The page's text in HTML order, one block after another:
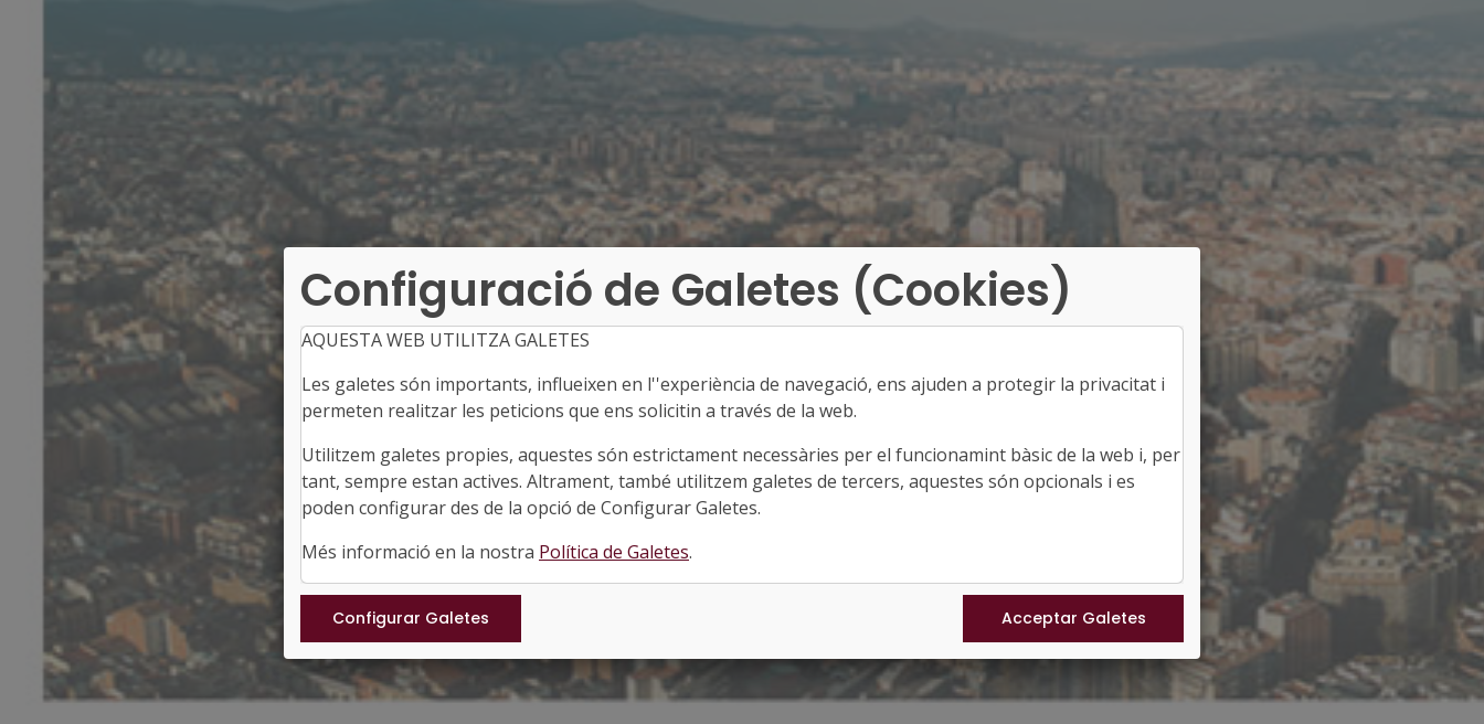
Configuració de Galetes (Cookies)
AQUESTA WEB UTILITZA GALETES
Les galetes són importants, influeixen en l''experiència de navegació, ens ajuden a protegir la privacitat i
permeten realitzar les peticions que ens solicitin a través de la web.
Utilitzem galetes propies, aquestes són estrictament necessàries per el funcionamint bàsic de la web i, per
tant, sempre estan actives. Altrament, també utilitzem galetes de tercers, aquestes són opcionals i es
poden configurar des de la opció de Configurar Galetes.
Més informació en la nostra Política de Galetes.